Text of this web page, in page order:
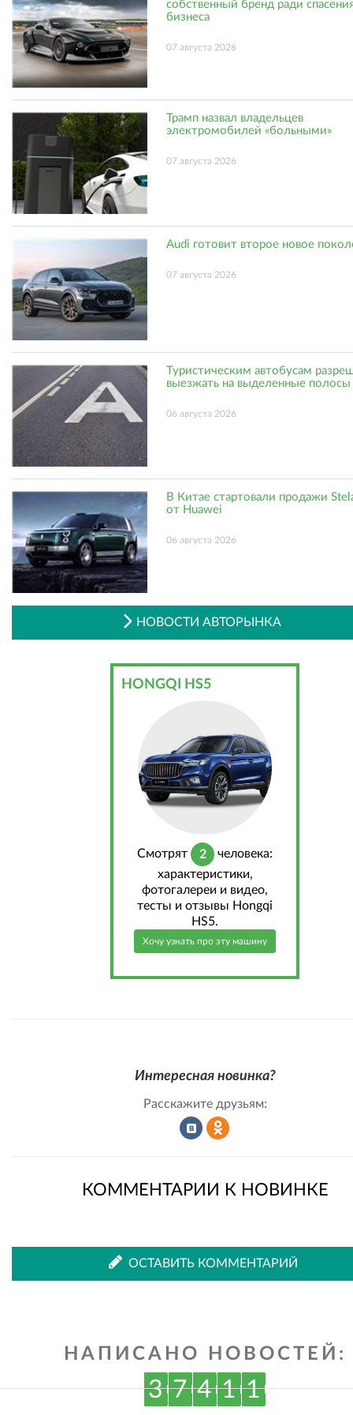
собственный бренд ради
бизнеса
07 августа 2026
Трамп назвал владельцев
электромобилей «больными»
07 августа 2026
Audi готовит второе новое
07 августа 2026
Туристическим автобусам
выезжать на выделенные полосы
06 августа 2026
В Китае стартовали продажи
от Huawei
06 августа 2026
НОВОСТИ АВТОРЫНКА
HONGQI HS5
Cмотрят 2
человека:
характеристики,
фотогалереи и видео,
тесты и отзывы Hongqi
HS5.
Хочу узнать про эту машину
Интересная новинка?
Расскажите друзьям:
КОММЕНТАРИИ К НОВИНКЕ
ОСТАВИТЬ КОММЕНТАРИЙ
НАПИСАНО НОВОСТЕЙ:
3 7 4 1 1